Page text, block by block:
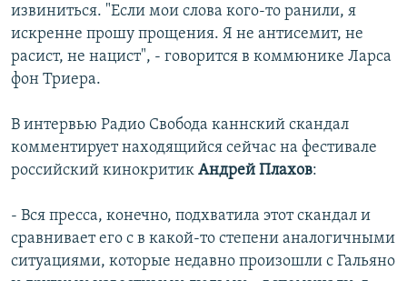
извиниться. "Если мои слова кого-то ранили, я
искренне прошу прощения. Я не антисемит, не
расист, не нацист", - говорится в коммюнике Ларса
фон Триера.
В интервью Радио Свобода каннский скандал
комментирует находящийся сейчас на фестивале
российский кинокритик Андрей Плахов:
- Вся пресса, конечно, подхватила этот скандал и
сравнивает его с в какой-то степени аналогичными
ситуациями, которые недавно произошли с Гальяно